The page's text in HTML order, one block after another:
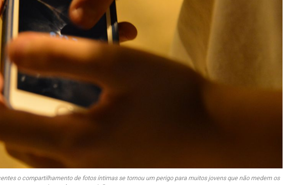
o compartilhamento de fotos íntimas se tornou um perigo para muitos jovens que não medem os